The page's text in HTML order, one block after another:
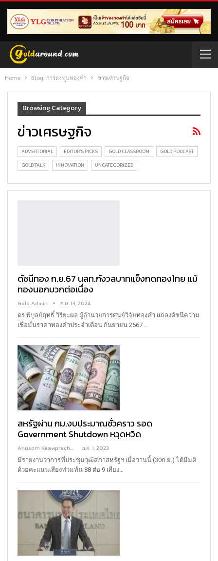
Home Blog: การลงทุนทองคำ ข่าวเศรษฐกิจ
Browsing Category
ข่าวเศรษฐกิจ
ADVERTORIAL EDITOR’S PICKS GOLD CLASSROOM
GOLD PODCAST
GOLD TALK
INNOVATION UNCATEGORIZED
ดัชนีทอง ก.ย.67 นลท.กังวลบาทแข็งกดทองไทย แม้
ทองนอกบวกต่อเนื่อง
Gold Admin ก.ย. 13, 2024
ดร.พิบูลย์ฤทธิ์ วิริยะผล ผู้อำนวยการศูนย์วิจัยทองคำ แถลงดัชนีความ
เชื่อมั่นราคาทองคำประจำเดือน กันยายน 2567 …
สหรัฐผ่าน กม.งบประมาณชั่วคราว รอด
Government Shutdown หวุดหวิด
Anusorn Keawprachant ต.ค. 1, 2023
มีรายงานว่าการที่ประชุมวุฒิสภาสหรัฐฯ เมื่อวานนี้ (30ก.ย.) ได้มีมติ
ด้วยคะแนนเสียงท่วมท้น 88 ต่อ 9 เสียง…